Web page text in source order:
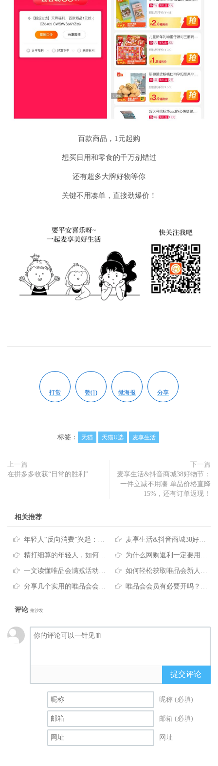
百款商品，1元起购
想买日用和零食的千万别错过
还有超多大牌好物等你
关键不用凑单，直接劲爆价！
打赏 赞(1) 微海报 分享
标签： 天猫 天猫U选 麦享生活
上一篇
在拼多多收获“日常的胜利”
下一篇
麦享生活&抖音商城38好物节：
一件立减不用凑 单品价格直降
15%，还有订单返现！
相关推荐
年轻人“反向消费”兴起：不降品质只降花费，麦享生活成省钱新宠 麦享生活&抖音商城38好物节：一件立减不用凑 单品价格直降15%，还有订单返现！
精打细算的年轻人，如何做到“精致省”？ 为什么网购返利一定要用麦享生活？！
一文读懂唯品会满减活动规则：这样查优惠更省心 如何轻松获取唯品会新人优惠，开启省钱购物之旅
分享几个实用的唯品会会员省钱技巧 唯品会会员有必要开吗？看完这篇帮你省下冤枉钱
评论 抢沙发
提交评论
昵称 (必填)
邮箱 (必填)
网址